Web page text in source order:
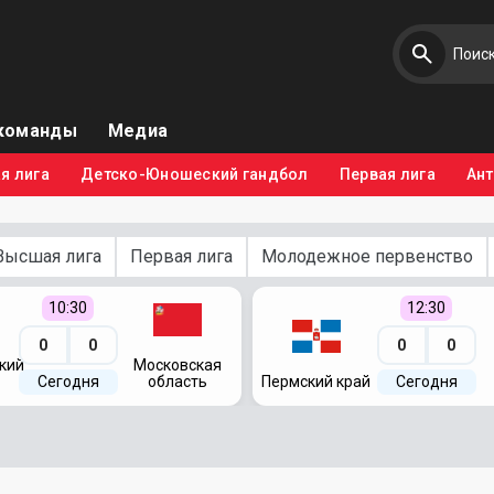
Медиа
лига Детско-Юношеский гандбол Первая лига
лига Первая лига Молодежное первенство
10:30
0 0
Сегодня
Московская
область
Пермский край
12:30
0 0
Сегодня